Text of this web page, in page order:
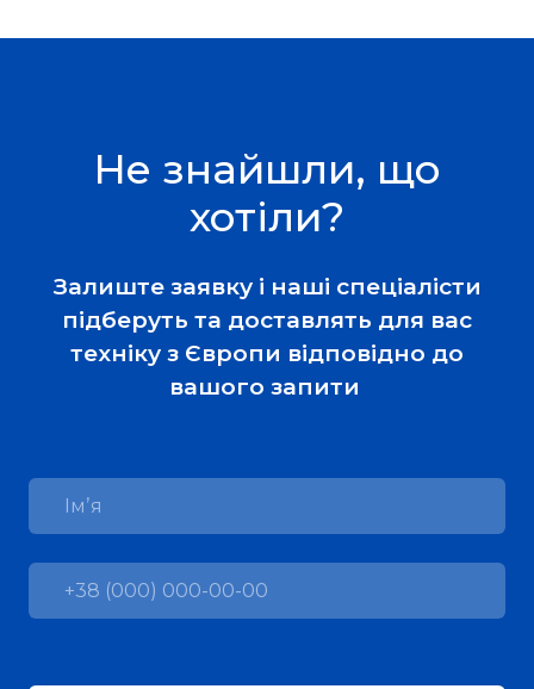
Не знайшли, що
хотіли?
Залиште заявку і наші спеціалісти
підберуть та доставлять для вас
техніку з Європи відповідно до
вашого запити